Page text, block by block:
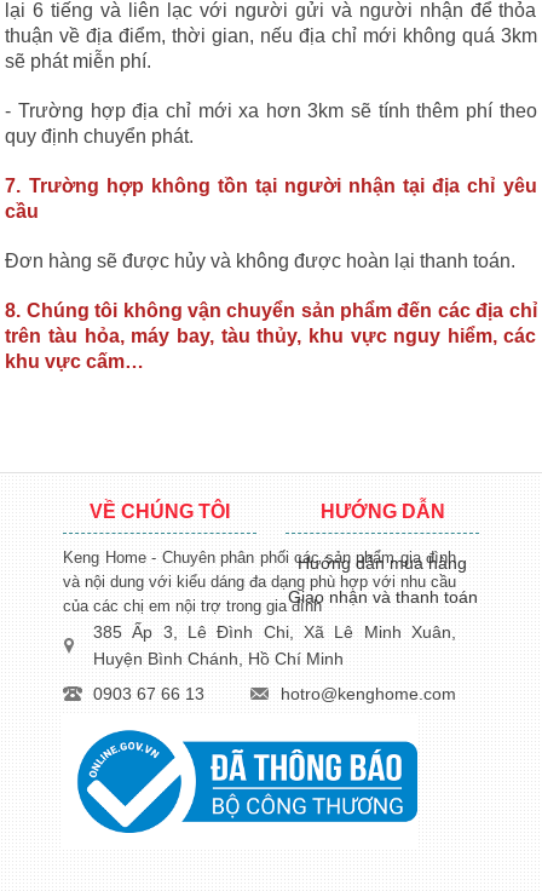
lại 6 tiếng và liên lạc với người gửi và người nhận để thỏa
thuận về địa điểm, thời gian, nếu địa chỉ mới không quá 3km
sẽ phát miễn phí.
- Trường hợp địa chỉ mới xa hơn 3km sẽ tính thêm phí theo
quy định chuyển phát.
7. Trường hợp không tồn tại người nhận tại địa chỉ yêu
cầu
Đơn hàng sẽ được hủy và không được hoàn lại thanh toán.
8. Chúng tôi không vận chuyển sản phẩm đến các địa chỉ
trên tàu hỏa, máy bay, tàu thủy, khu vực nguy hiểm, các
khu vực cấm…
VỀ CHÚNG TÔI
Keng Home - Chuyên phân phối các sản phẩm gia đình
và nội dung với kiểu dáng đa dạng phù hợp với nhu cầu
của các chị em nội trợ trong gia đình
385 Ấp 3, Lê Đình Chi, Xã Lê Minh Xuân,
Huyện Bình Chánh, Hồ Chí Minh
0903 67 66 13
hotro@kenghome.com
HƯỚNG DẪN
Hướng dẫn mua hàng
Giao nhận và thanh toán